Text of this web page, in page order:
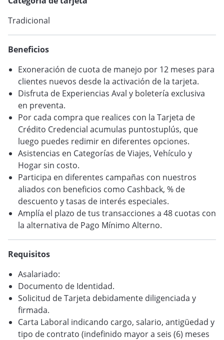
Tradicional
Beneficios
Exoneración de cuota de manejo por 12 meses para
clientes nuevos desde la activación de la tarjeta.
Disfruta de Experiencias Aval y boletería exclusiva
en preventa.
Por cada compra que realices con la Tarjeta de
Crédito Credencial acumulas puntostuplús, que
luego puedes redimir en diferentes opciones.
Asistencias en Categorías de Viajes, Vehículo y
Hogar sin costo.
Participa en diferentes campañas con nuestros
aliados con beneficios como Cashback, % de
descuento y tasas de interés especiales.
Amplía el plazo de tus transacciones a 48 cuotas con
la alternativa de Pago Mínimo Alterno.
Requisitos
Asalariado:
Documento de Identidad.
Solicitud de Tarjeta debidamente diligenciada y
firmada.
Carta Laboral indicando cargo, salario, antigüedad y
tipo de contrato (indefinido mayor a seis (6) meses